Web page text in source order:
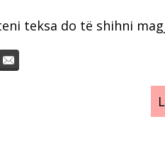
teksa do të shihni